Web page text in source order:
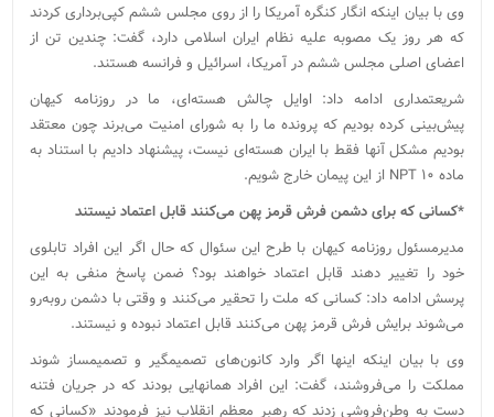
وی با بیان اینکه انگار کنگره آمریکا را از روی مجلس ششم کپی‌برداری کردند
که هر روز یک مصوبه علیه نظام ایران اسلامی دارد، گفت: چندین تن از
اعضای اصلی مجلس ششم در آمریکا، اسرائیل و فرانسه هستند.
شریعتمداری ادامه داد: اوایل چالش هسته‌ای، ما در روزنامه کیهان
پیش‌بینی کرده بودیم که پرونده ما را به شورای امنیت می‌برند چون معتقد
بودیم مشکل آنها فقط با ایران هسته‌ای نیست، پیشنهاد دادیم با استناد به
ماده ۱۰ NPT از این پیمان خارج شویم.
*کسانی که برای دشمن فرش قرمز پهن می‌کنند قابل اعتماد نیستند
مدیرمسئول روزنامه کیهان با طرح این سئوال که حال اگر این افراد تابلوی
خود را تغییر دهند قابل اعتماد خواهند بود؟ ضمن پاسخ منفی به این
پرسش ادامه داد: کسانی که ملت را تحقیر می‌کنند و وقتی با دشمن روبه‌رو
می‌شوند برایش فرش قرمز پهن می‌کنند قابل اعتماد نبوده و نیستند.
وی با بیان اینکه اینها اگر وارد کانون‌های تصمیم‎گیر و تصمیم‎ساز شوند
مملکت را می‌فروشند، گفت: این افراد همان‎هایی بودند که در جریان فتنه
دست به وطن‌فروشی زدند که رهبر معظم انقلاب نیز فرمودند «کسانی که